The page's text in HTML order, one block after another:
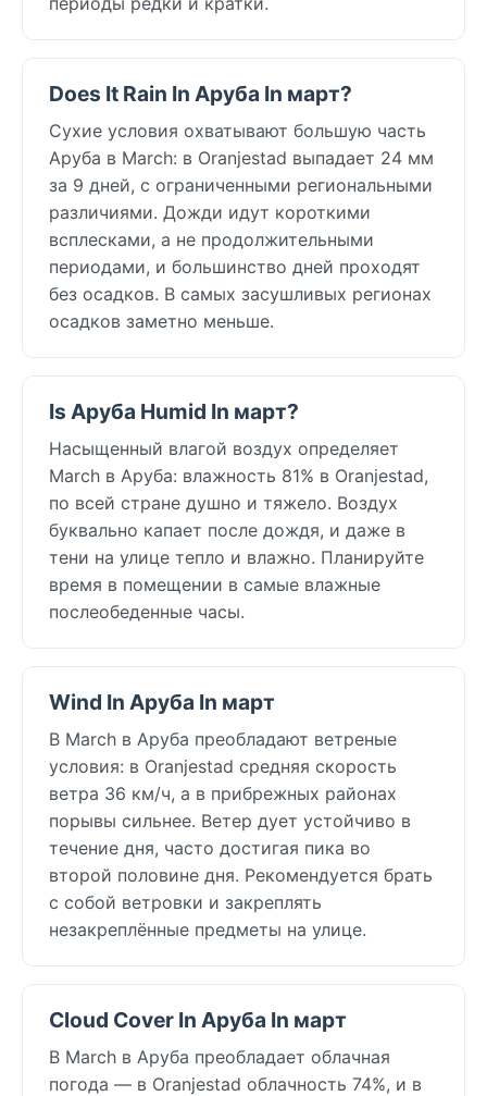
Does It Rain In Аруба In март?
Сухие условия охватывают большую часть
Аруба в March: в Oranjestad выпадает 24 мм
за 9 дней, с ограниченными региональными
различиями. Дожди идут короткими
всплесками, а не продолжительными
периодами, и большинство дней проходят
без осадков. В самых засушливых регионах
осадков заметно меньше.
Is Аруба Humid In март?
Насыщенный влагой воздух определяет
March в Аруба: влажность 81% в Oranjestad,
по всей стране душно и тяжело. Воздух
буквально капает после дождя, и даже в
тени на улице тепло и влажно. Планируйте
время в помещении в самые влажные
послеобеденные часы.
Wind In Аруба In март
В March в Аруба преобладают ветреные
условия: в Oranjestad средняя скорость
ветра 36 км/ч, а в прибрежных районах
порывы сильнее. Ветер дует устойчиво в
течение дня, часто достигая пика во
второй половине дня. Рекомендуется брать
с собой ветровки и закреплять
незакреплённые предметы на улице.
Cloud Cover In Аруба In март
В March в Аруба преобладает облачная
погода — в Oranjestad облачность 74%, и в